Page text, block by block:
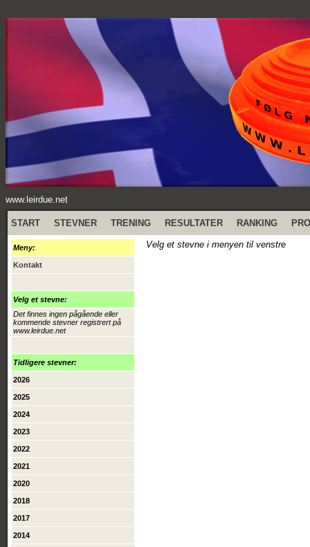
www.leirdue.net
START STEVNER TRENING RESULTATER RANKING
Meny:
Kontakt
Velg et stevne:
Det finnes ingen pågående eller
kommende stevner registrert på
www.leirdue.net
Tidligere stevner:
2026
2025
2024
2023
2022
2021
2020
2018
2017
2014
Velg et stevne i menyen til venstre